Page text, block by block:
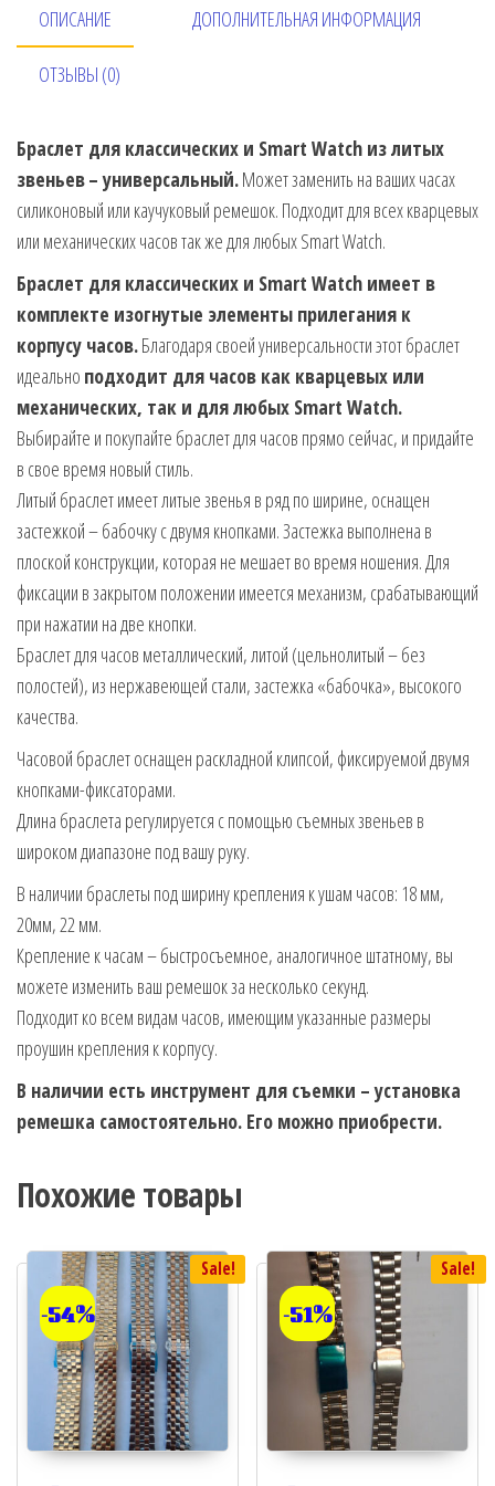
ОПИСАНИЕ ДОПОЛНИТЕЛЬНАЯ ИНФОРМАЦИЯ
ОТЗЫВЫ (0)
Браслет для классических и Smart Watch из литых
звеньев– универсальный.Может заменить на ваших часах
силиконовый или каучуковый ремешок. Подходит для всех кварцевых
или механических часов так же для любых Smart Watch.
Браслет для классических и Smart Watch имеет в
комплекте изогнутые элементы прилегания к
корпусу часов.Благодаря своей универсальности этот браслет
идеально подходит для часов как кварцевых или
механических, так и для любых Smart Watch.
Выбирайте и покупайте браслет для часов прямо сейчас, и придайте
в свое время новый стиль.
Литый браслет имеет литые звенья в ряд по ширине, оснащен
застежкой – бабочку с двумя кнопками. Застежка выполнена в
плоской конструкции, которая не мешает во время ношения. Для
фиксации в закрытом положении имеется механизм, срабатывающий
при нажатии на две кнопки.
Браслет для часов металлический, литой (цельнолитый – без
полостей), из нержавеющей стали, застежка «бабочка», высокого
качества.
Часовой браслет оснащен раскладной клипсой, фиксируемой двумя
кнопками-фиксаторами.
Длина браслета регулируется с помощью съемных звеньев в
широком диапазоне под вашу руку.
В наличии браслеты под ширину крепления к ушам часов: 18 мм,
20мм, 22 мм.
Крепление к часам – быстросъемное, аналогичное штатному, вы
можете изменить ваш ремешок за несколько секунд.
Подходит ко всем видам часов, имеющим указанные размеры
проушин крепления к корпусу.
В наличии есть инструмент для съемки – установка
ремешка самостоятельно. Его можно приобрести.
Похожие товары
Sale!
-54%
Sale!
-51%